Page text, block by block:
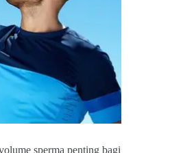
sperma penting bagi